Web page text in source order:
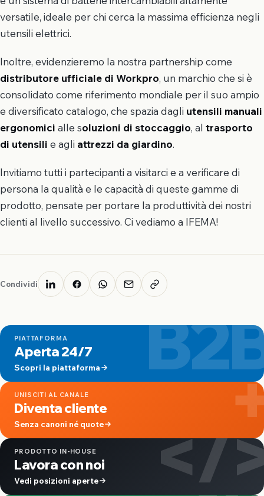
versatile, ideale per chi cerca la massima efficienza negli
utensili elettrici.
Inoltre, evidenzieremo la nostra partnership come
distributore ufficiale di Workpro, un marchio che si è
consolidato come riferimento mondiale per il suo ampio
e diversificato catalogo, che spazia dagli utensili manuali
ergonomici alle soluzioni di stoccaggio, al trasporto
di utensili e agli attrezzi da giardino.
Invitiamo tutti i partecipanti a visitarci e a verificare di
persona la qualità e le capacità di queste gamme di
prodotto, pensate per portare la produttività dei nostri
clienti al livello successivo. Ci vediamo a IFEMA!
Condividi
PIATTAFORMA
Aperta 24/7
Scopri la piattaforma
UNISCITI AL CANALE
Diventa cliente
Senza canoni né quote </
PRODOTTO IN-HOUSE
Lavora con noi
Vedi posizioni aperte